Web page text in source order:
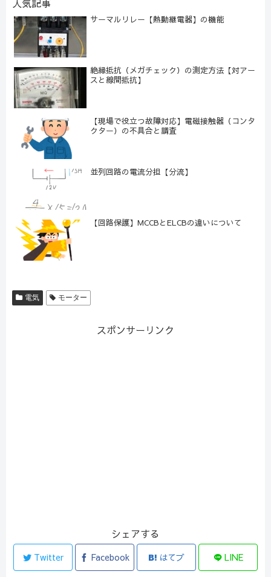
人気記事
サーマルリレー【熱動継電器】の機能
絶縁抵抗（メガチェック）の測定方法【対アー
スと線間抵抗】
【現場で役立つ故障対応】電磁接触器（コンタ
クター）の不具合と調査
並列回路の電流分担【分流】
【回路保護】MCCBとELCBの違いについて
電気 モーター
スポンサーリンク
シェアする
Twitter Facebook はてブ LINE